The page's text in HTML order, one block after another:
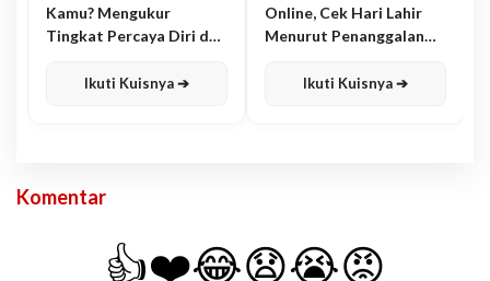
Kamu? Mengukur
Tingkat Percaya Diri dan
Ikuti Kuisnya ➔
Online, Cek Hari Lahir
Menurut Penanggalan
Ikuti Kuisnya ➔
Komentar
👍❤️😂😧😭😡